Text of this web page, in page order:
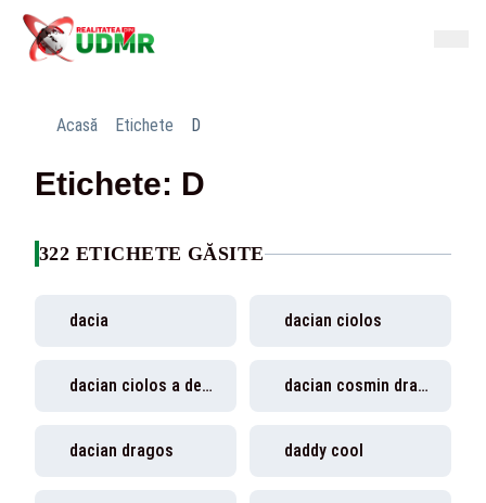
Acasă Etichete D
Etichete: D
322 ETICHETE GĂSITE
dacia dacian ciolos
dacian ciolos a demisionat dacian cosmin dragos
dacian dragos daddy cool